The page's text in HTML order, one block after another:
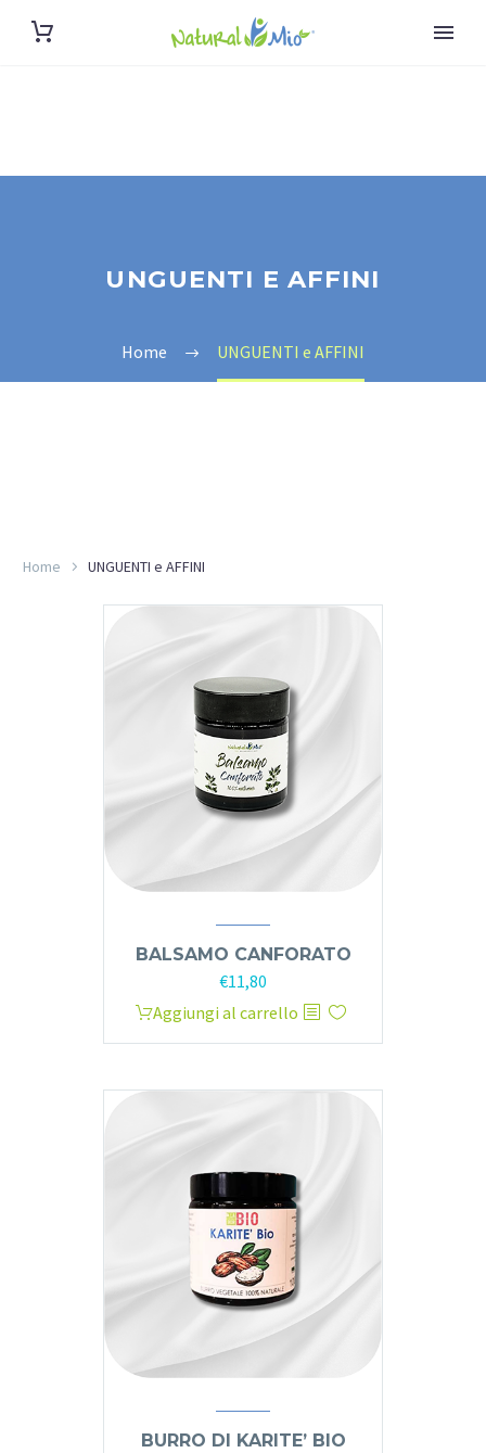
UNGUENTI E AFFINI
Home UNGUENTI e AFFINI
Home UNGUENTI e AFFINI
BALSAMO CANFORATO
€11,80
Aggiungi al carrello
BURRO DI KARITE’ BIO